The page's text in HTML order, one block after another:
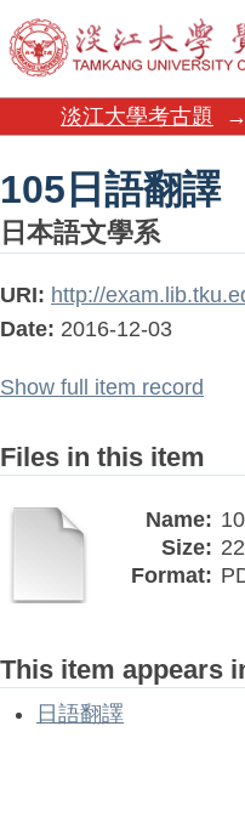
105日語翻譯
淡江大學考古題 →
105日語翻譯
日本語文學系
URI: http://
Date: 2016-12-03
Show full item record
Files in this item
Name:
Size:
Format:
This item appears
日語翻譯